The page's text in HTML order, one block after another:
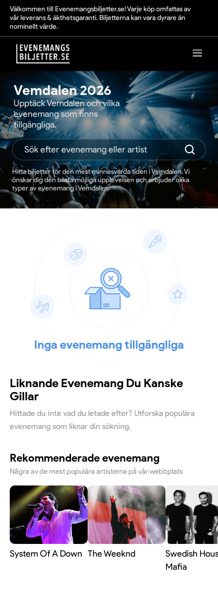
Välkommen till Evenemangsbiljetter.se! Varje köp omfattas av
vår leverans & äkthetsgaranti. Biljetterna kan vara dyrare än
nominellt värde.
Vemdalen 2026
Upptäck Vemdalen och vilka
evenemang som finns
tillgängliga.
Hitta biljetter för den mest minnesvärda tiden i Vemdalen. Vi
önskar dig den bästa möjliga upplevelsen och erbjuder olika
typer av evenemang i Vemdalen.
Inga evenemang tillgängliga
Liknande Evenemang Du Kanske
Gillar
Hittade du inte vad du letade efter? Utforska populära
evenemang som liknar din sökning.
Rekommenderade evenemang
Några av de mest populära artisterna på vår webbplats
System Of A Down The Weeknd
Swedish
Mafia